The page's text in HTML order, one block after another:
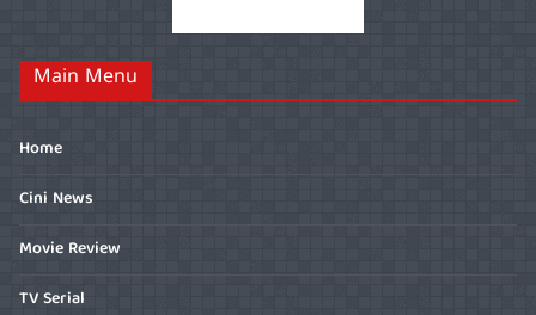
Main Menu
Home
Cini News
Movie Review
TV Serial